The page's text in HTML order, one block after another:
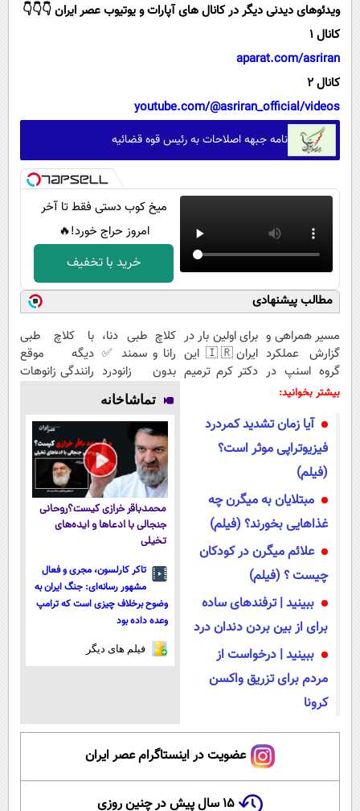
ویدئوهای دیدنی دیگر در کانال های آپارات و یوتیوب عصر ایران 👇👇👇
کانال 1
aparat.com/asriran
کانال 2
youtube.com/@asriran_official/videos
نامه جبهه اصلاحات به رئیس قوه قضائیه
میخ کوب دستی فقط تا آخر
امروز حراج خورد!🔥
خرید با تخفیف
مطالب پیشنهادی
مسیر همراهی و
گزارش عملکرد
گروه اسنپ در
۱۴۰۴
برای اولین بار در
ایران🇮🇷 این
دکتر کرم ترمیم
کلاچ طبی دنا،
رانا و سمند ✅
بدون زانودرد
رانندگی کنید
با کلاچ طبی
دیگه موقع
رانندگی زانوهات
بیشتر بخوانید:
آیا زمان تشدید کمردرد
فیزیوتراپی موثر است؟
(فیلم)
مبتلایان به میگرن چه
غذاهایی بخورند؟ (فیلم)
علائم میگرن در کودکان
چیست ؟ (فیلم)
ببینید | ترفندهای ساده
برای از بین بردن دندان درد
ببینید | درخواست از
مردم برای تزریق واکسن
کرونا
تماشاخانه
محمدباقر خرازی کیست؟روحانی
جنجالی با ادعاها و ایده‌های
تخیلی
تاکر کارلسون، مجری و فعال
مشهور رسانه‌ای: جنگ ایران به
وضوح برخلاف چیزی است که ترامپ
وعده داده بود
فیلم های دیگر
عضویت در اینستاگرام عصر ایران
۱۵ سال پیش در چنین روزی